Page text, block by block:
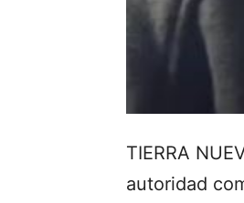
TIERRA
autoridad